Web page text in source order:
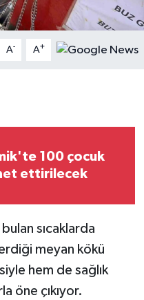
A- A+
100 çocuk
ettirilecek
sıcaklarda
meyan kökü
hem de sağlık
öne çıkıyor.